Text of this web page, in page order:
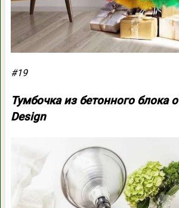
#19
Тумбочка из бетонного блока
Design